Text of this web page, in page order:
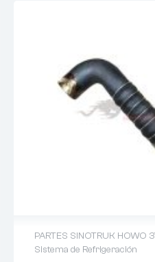
PARTES SINOTRUK HOWO
Sistema de Refrigeración